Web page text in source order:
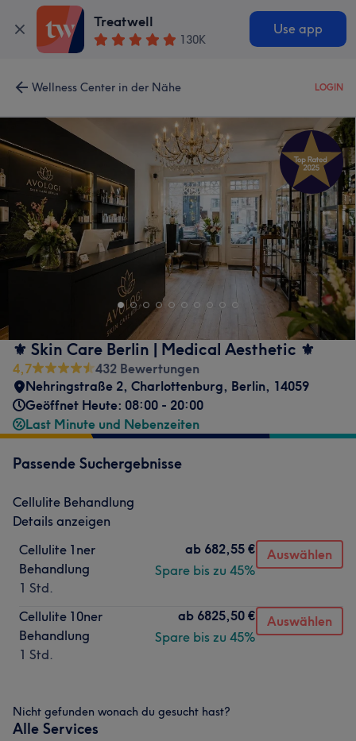
Treatwell
130K
Use app
Wellness Center in der Nähe LOGIN
⚜️ Skin Care Berlin | Medical Aesthetic ⚜️
4,7
432 Bewertungen
Nehringstraße 2, Charlottenburg, Berlin, 14059
Geöffnet Heute: 08:00 - 20:00
Last Minute und Nebenzeiten
Passende Suchergebnisse
Cellulite Behandlung
Details anzeigen
Cellulite 1ner
Behandlung
1 Std.
ab 682,55 €
Spare bis zu 45%
Auswählen
Cellulite 10ner
Behandlung
1 Std.
ab 6825,50 €
Spare bis zu 45%
Auswählen
Nicht gefunden wonach du gesucht hast?
Alle Services